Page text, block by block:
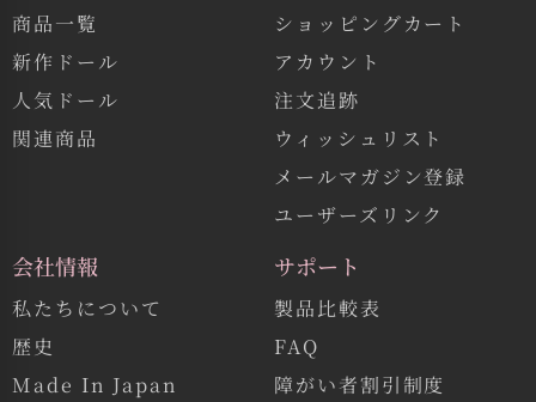
商品一覧
新作ドール
人気ドール
関連商品
ショッピングカート
アカウント
注文追跡
ウィッシュリスト
メールマガジン登録
ユーザーズリンク
会社情報
私たちについて
歴史
Made In Japan
サポート
製品比較表
FAQ
障がい者割引制度